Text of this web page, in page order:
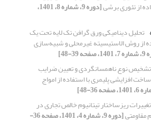
از تئوری برشی [دوره 9، شماره 8، 1401،
تحلیل دینامیکی ورق گرافن تک لایه تحت یک
از روش الاستیسیته غیرمحلی و شبیه‌سازی
48]
تشخیص نوع ناهمسانگردی و تعیین ضرایب
افزایشی پلیمری با استفاده از امواج
ریزساختار تیتانیوم خالص تجاری در
[دوره 9، شماره 4، 1401، صفحه 36-